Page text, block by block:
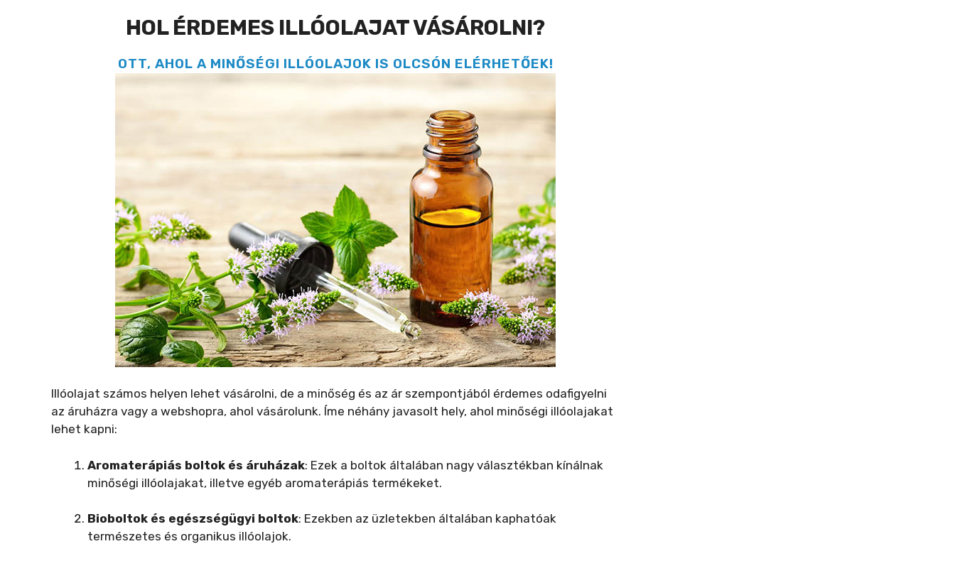
HOL ÉRDEMES ILLÓOLAJAT VÁSÁROLNI?
OTT, AHOL A MINŐSÉGI ILLÓOLAJOK IS OLCSÓN ELÉRHETŐEK!
Illóolajat számos helyen lehet vásárolni, de a minőség és az ár szempontjából érdemes odafigyelni
az áruházra vagy a webshopra, ahol vásárolunk. Íme néhány javasolt hely, ahol minőségi illóolajakat
lehet kapni:
Aromaterápiás boltok és áruházak: Ezek a boltok általában nagy választékban kínálnak
minőségi illóolajakat, illetve egyéb aromaterápiás termékeket.
Bioboltok és egészségügyi boltok: Ezekben az üzletekben általában kaphatóak
természetes és organikus illóolajok.